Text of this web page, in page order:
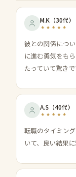
M.K （30代）
彼との関係につ
に進む勇気をも
たっていて驚きで
A.S （40代）
転職のタイミン
いて、良い結果